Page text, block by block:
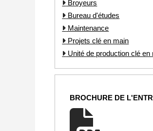
Broyeurs
Bureau d'études
Maintenance
Projets clé en main
Unité de production clé en
BROCHURE DE